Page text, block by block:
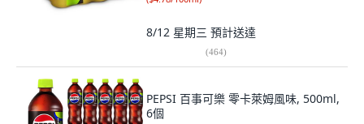
8/12 星期三 預計送達
(464)
PEPSI 百事可樂 零卡萊姆風味, 500ml,
6個